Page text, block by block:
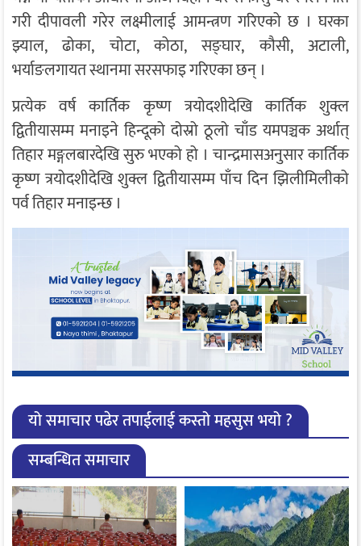
गरी दीपावली गरेर लक्ष्मीलाई आमन्त्रण गरिएको छ । घरका
झ्याल, ढोका, चोटा, कोठा, सङ्घार, कौसी, अटाली,
भर्याङलगायत स्थानमा सरसफाइ गरिएका छन् ।
प्रत्येक वर्ष कार्तिक कृष्ण त्रयोदशीदेखि कार्तिक शुक्ल
द्वितीयासम्म मनाइने हिन्दूको दोस्रो ठूलो चाँड यमपञ्चक अर्थात्
तिहार मङ्गलबारदेखि सुरु भएको हो । चान्द्रमासअनुसार कार्तिक
कृष्ण त्रयोदशीदेखि शुक्ल द्वितीयासम्म पाँच दिन झिलीमिलीको
पर्व तिहार मनाइन्छ ।
यो समाचार पढेर तपाईलाई कस्तो महसुस भयो ?
सम्बन्धित समाचार